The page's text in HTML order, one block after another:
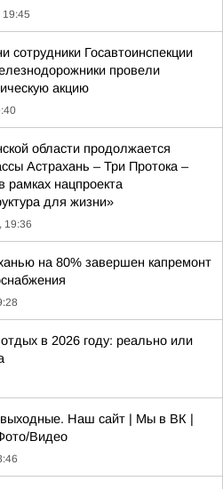
19:45
сотрудники Госавтоинспекции
провели
акцию
области продолжается
Астрахань – Три Протока –
рамках нацпроекта
для жизни»
19:36
на 80% завершен капремонт
в 2026 году: реально или
Наш сайт | Мы в ВК |
Видео